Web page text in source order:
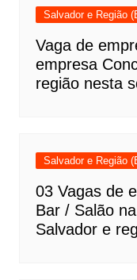
Salvador e Região
Vaga de
empresa
região nesta
Salvador e Região
03 Vagas de
Bar / Salão
Salvador e